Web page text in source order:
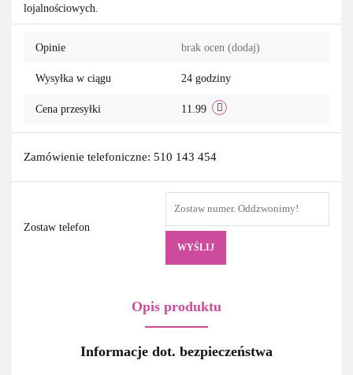
lojalnościowych.
Opinie brak ocen (dodaj)
Wysyłka w ciągu 24 godziny
Cena przesyłki 11.99
Zamówienie telefoniczne: 510 143 454
Zostaw telefon
WYŚLIJ
Opis produktu
Informacje dot. bezpieczeństwa